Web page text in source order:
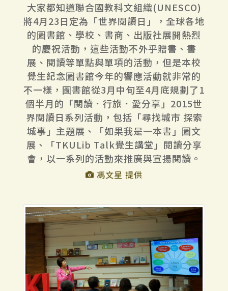
大家都知道聯合國教科文組織(UNESCO)
將4月23日定為「世界閱讀日」，全球各地
的圖書館、學校、書商、出版社展開熱烈
的慶祝活動，這些活動不外乎贈書、書
展、閱讀等單點與單項的活動，但是本校
覺生紀念圖書館今年的響應活動就非常的
不一樣，圖書館從3月中旬至4月底規劃了1
個半月的「閱讀．行旅．愛分享」2015世
界閱讀日系列活動，包括「尋找城市 探索
城事」主題展、「如果我是一本書」圖文
展、「TKULib Talk覺生講堂」閱讀分享
會，以一系列的活動來推廣與宣揚閱讀。
馮文星 提供